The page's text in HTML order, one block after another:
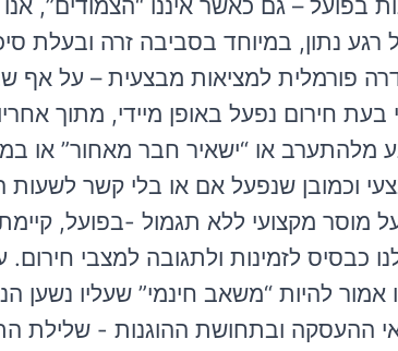
בפועל – גם כאשר איננו “הצמודים”,
רגע נתון, במיוחד בסביבה זרה ובעלת
פורמלית למציאות מבצעית – על אף
בעת חירום נפעל באופן מיידי, מתוך
מלהתערב או “ישאיר חבר מאחור” או
וכמובן שנפעל אם או בלי קשר לשעות
מוסר מקצועי ללא תגמול -בפועל,
כבסיס לזמינות ולתגובה למצבי חירום.
אמור להיות “משאב חינמי” שעליו נשען
ההעסקה ובתחושת ההוגנות - שלילת